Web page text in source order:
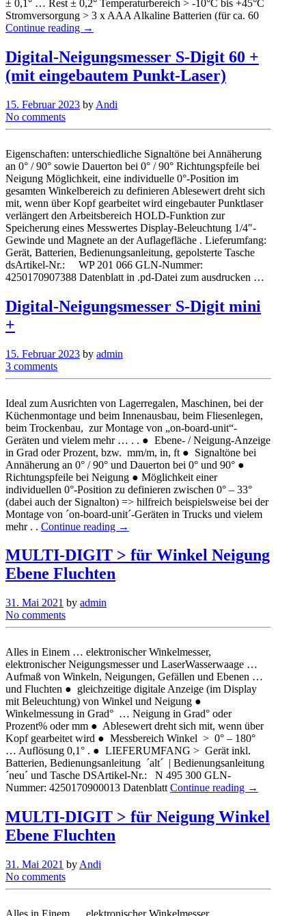
± 0,1° … Rest ± 0,2° Temperaturbereich > -10°C bis +45°C
Stromversorgung > 3 x AAA Alkaline Batterien (für ca. 60
Continue reading →
Digital-Neigungsmesser S-Digit 60 +
(mit eingebautem Punkt-Laser)
15. Februar 2023 by Andi
No comments
Eigenschaften: unterschiedliche Signaltöne bei Annäherung
an 0° / 90° sowie Dauerton bei 0° / 90° Richtungspfeile bei
Neigung Möglichkeit, eine individuelle 0°-Position im
gesamten Winkelbereich zu definieren Ablesewert dreht sich
mit, wenn über Kopf gearbeitet wird eingebauter Punktlaser
verlängert den Arbeitsbereich HOLD-Funktion zur
Speicherung eines Messwertes Display-Beleuchtung 1/4″-
Gewinde und Magnete an der Auflagefläche . Lieferumfang:
Gerät, Batterien, Bedienungsanleitung, gepolsterte Tasche
dsArtikel-Nr.: WP 201 066 GLN-Nummer:
4250170907388 Datenblatt in .pd-Datei zum ausdrucken …
Digital-Neigungsmesser S-Digit mini
+
15. Februar 2023 by admin
3 comments
Ideal zum Ausrichten von Lagerregalen, Maschinen, bei der
Küchenmontage und beim Innenausbau, beim Fliesenlegen,
beim Trockenbau, zur Montage von „on-board-unit“-
Geräten und vielem mehr … . . ● Ebene- / Neigung-Anzeige
in Grad oder Prozent, bzw. mm/m, in, ft ● Signaltöne bei
Annäherung an 0° / 90° und Dauerton bei 0° und 90° ●
Richtungspfeile bei Neigung ● Möglichkeit einer
individuellen 0°-Position zu definieren zwischen 0° – 33°
(dabei auch der Signalton) => hilfreich beispielsweise bei der
Montage von ´on-board-unit´-Geräten in Trucks und vielem
mehr . . Continue reading →
MULTI-DIGIT > für Winkel Neigung
Ebene Fluchten
31. Mai 2021 by admin
No comments
Alles in Einem … elektronischer Winkelmesser,
elektronischer Neigungsmesser und LaserWasserwaage …
Aufmaß von Winkeln, Neigungen, Gefällen und Ebenen …
und Fluchten ● gleichzeitige digitale Anzeige (im Display
mit Beleuchtung) von Winkel und Neigung ●
Winkelmessung in Grad° … Neigung in Grad° oder
Prozent% oder mm ● Ablesewert dreht sich mit, wenn über
Kopf gearbeitet wird ● Messbereich Winkel > 0° – 180°
… Auflösung 0,1° . ● LIEFERUMFANG > Gerät inkl.
Batterien, Bedienungsanleitung ´alt´ | Bedienungsanleitung
´neu´ und Tasche DSArtikel-Nr.: N 495 300 GLN-
Nummer: 4250170900013 Datenblatt Continue reading →
MULTI-DIGIT > für Neigung Winkel
Ebene Fluchten
31. Mai 2021 by Andi
No comments